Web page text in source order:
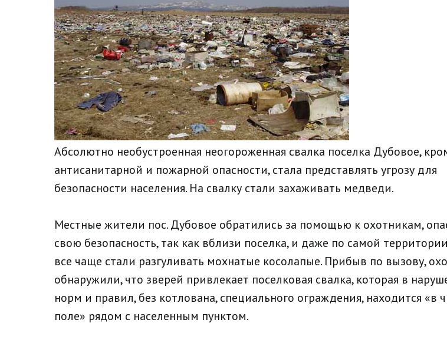
Абсолютно необустроенная неогороженная свалка поселка Дубовое,
антисанитарной и пожарной опасности, стала представлять угрозу для
безопасности населения. На свалку стали захаживать медведи.
Местные жители пос. Дубовое обратились за помощью к охотникам,
свою безопасность, так как вблизи поселка, и даже по самой
все чаще стали разгуливать мохнатые косолапые. Прибыв по вызову,
обнаружили, что зверей привлекает поселковая свалка, которая в
норм и правил, без котлована, специального ограждения, находится «в
поле» рядом с населенным пунктом.